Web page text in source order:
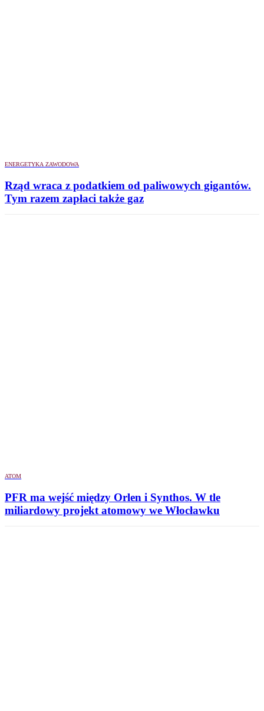
ENERGETYKA ZAWODOWA
Rząd wraca z podatkiem od paliwowych gigantów.
Tym razem zapłaci także gaz
ATOM
PFR ma wejść między Orlen i Synthos. W tle
miliardowy projekt atomowy we Włocławku